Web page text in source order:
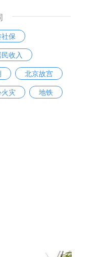
保
收入
北京故宫
灾 地铁